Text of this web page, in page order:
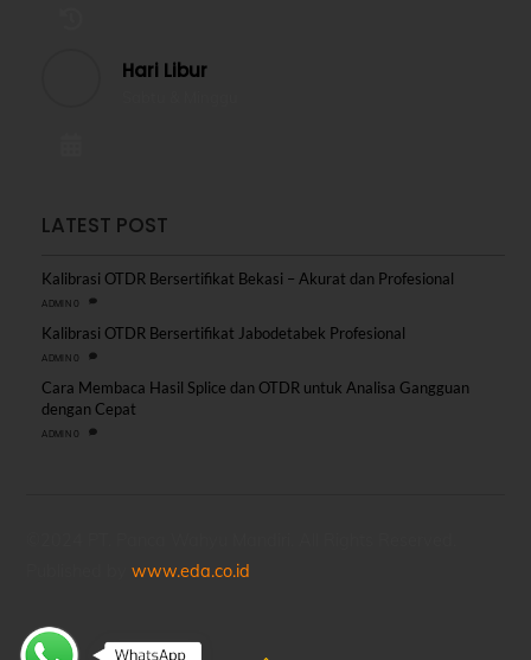
Hari Libur
LATEST POST
Kalibrasi OTDR Bersertifikat Bekasi – Akurat dan Profesional
ADMIN 0
Kalibrasi OTDR Bersertifikat Jabodetabek Profesional
ADMIN 0
Cara Membaca Hasil Splice dan OTDR untuk Analisa Gangguan
dengan Cepat
ADMIN 0
Published bywww.eda.co.id